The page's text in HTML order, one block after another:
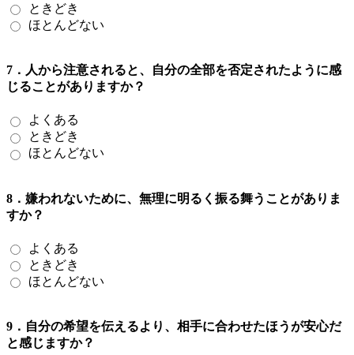
ときどき
ほとんどない
7．人から注意されると、自分の全部を否定されたように感
じることがありますか？
よくある
ときどき
ほとんどない
8．嫌われないために、無理に明るく振る舞うことがありま
すか？
よくある
ときどき
ほとんどない
9．自分の希望を伝えるより、相手に合わせたほうが安心だ
と感じますか？